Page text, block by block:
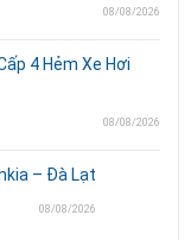
08/08/2026
4 Hẻm Xe Hơi
08/08/2026
– Đà Lạt
08/08/2026